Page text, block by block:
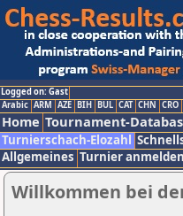
Logged on: Gast
Arabic ARM AZE BIH BUL CAT CHN CRO
Home Tournament-
Turnierschach-Elozahl
Allgemeines Turnier
Willkommen bei